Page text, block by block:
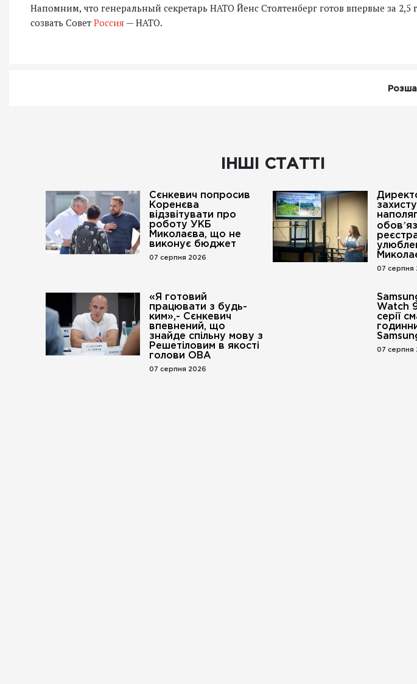
Напомним, что генеральный секретарь НАТО Йенс Столтенберг готов впервые за 2,5
созвать Совет Россия — НАТО.
ІНШІ СТАТТІ
Сєнкевич попросив
Коренєва
відзвітувати про
роботу УКБ
Миколаєва, що не
виконує бюджет
07 серпня 2026
07 серпня
«Я готовий
працювати з будь-
ким»,- Сєнкевич
впевнений, що
знайде спільну мову з
Решетіловим в якості
голови ОВА
07 серпня 2026
Watch
серії
07 серпня